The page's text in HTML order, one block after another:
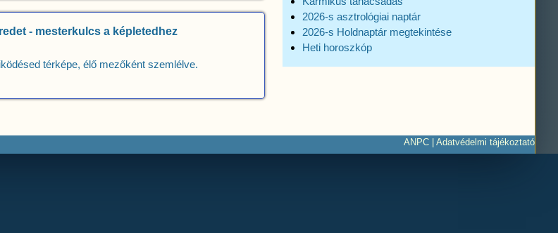
- mesterkulcs a képletedhez
térképe, élő mezőként szemlélve.
2026-s asztrológiai naptár
2026-s Holdnaptár megtekintése
Heti horoszkóp
ANPC Adatvédelmi tájékoztató